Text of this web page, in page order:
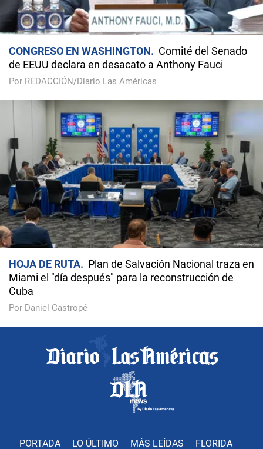
CONGRESO EN WASHINGTON
Comité del Senado
de EEUU declara en desacato a Anthony Fauci
Por REDACCIÓN/Diario Las Américas
HOJA DE RUTA
Plan de Salvación Nacional traza en
Miami el "día después" para la reconstrucción de
Cuba
Por Daniel Castropé
PORTADA LO ÚLTIMO MÁS LEÍDAS FLORIDA